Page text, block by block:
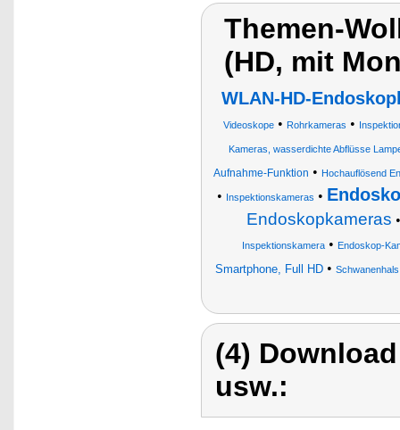
Themen-
(HD, mit
WLAN-HD-
Videoskope• Rohrkameras •
Kameras, wasserdichte Abflüsse
Aufnahme-Funktion • Hochauflösend
• Inspektionskameras •
Endoskopkameras
Inspektionskamera• Endoskop-
Smartphone, Full HD •
(4)
usw.: